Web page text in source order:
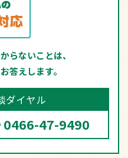
らないことは、
答えします。
ダイヤル
0466-47-9490